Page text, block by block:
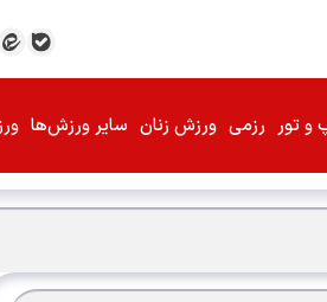
و تور رزمی ورزش زنان سایر ورزش‌ها